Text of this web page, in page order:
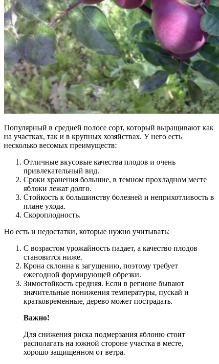
Популярный в средней полосе сорт, который выращивают как
на участках, так и в крупных хозяйствах. У него есть
несколько весомых преимуществ:
Отличные вкусовые качества плодов и очень
привлекательный вид.
Сроки хранения большие, в темном прохладном месте
яблоки лежат долго.
Стойкость к большинству болезней и неприхотливость в
плане ухода.
Скороплодность.
Но есть и недостатки, которые нужно учитывать:
С возрастом урожайность падает, а качество плодов
становится ниже.
Крона склонна к загущению, поэтому требует
ежегодной формирующей обрезки.
Зимостойкость средняя. Если в регионе бывают
значительные понижения температуры, пускай и
кратковременные, дерево может пострадать.
Важно!
Для снижения риска подмерзания яблоню стоит
располагать на южной стороне участка в месте,
хорошо защищенном от ветра.